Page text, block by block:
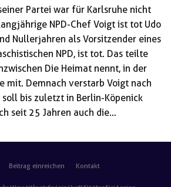
Partei war für Karlsruhe nicht
NPD-Chef Voigt ist tot Udo
Nullerjahren als Vorsitzender eines
NPD, ist tot. Das teilte
Die Heimat nennt, in der
mit. Demnach verstarb Voigt nach
soll bis zuletzt in Berlin-Köpenick
seit 25 Jahren auch die
von Leerstand geprägten
Köpenicker Blutwoche bekannten
Beitrag einreichen Kontakt